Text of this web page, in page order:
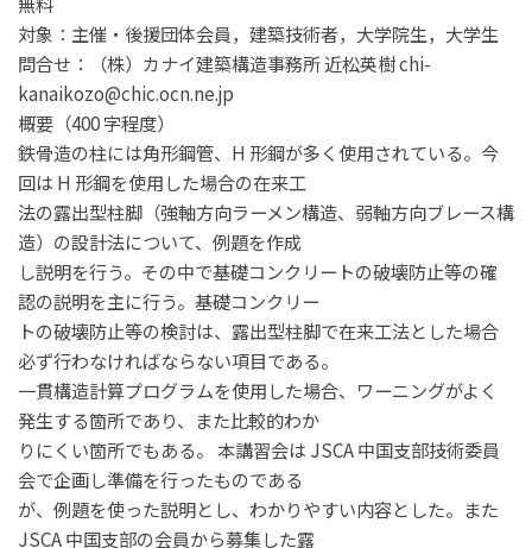
対象：主催・後援団体会員，建築技術者，大学院生，大学生
問合せ：
（株）カナイ建築構造事務所近松英樹chi-
kanaikozo@chic.ocn.ne.jp
概要（400字程度）
鉄骨造の柱には角形鋼管、 H 形鋼が多く使用されている。今
回は H 形鋼を使用した場合の在来工
法の露出型柱脚（強軸方向ラーメン構造、弱軸方向ブレース構
造）の設計法について、例題を作成
し説明を行う。その中で基礎コンクリートの破壊防止等の確
認の説明を主に行う。基礎コンクリー
トの破壊防止等の検討は、 露出型柱脚で在来工法とした場合
必ず行わなければならない項目である。
一貫構造計算プログラムを使用した場合、ワーニングがよく
発生する箇所であり、また比較的わか
りにくい箇所でもある。 本講習会は JSCA中国支部技術委員
会で企画し準備を行ったものである
が、例題を使った説明とし、わかりやすい内容とした。また
JSCA中国支部の会員から募集した露